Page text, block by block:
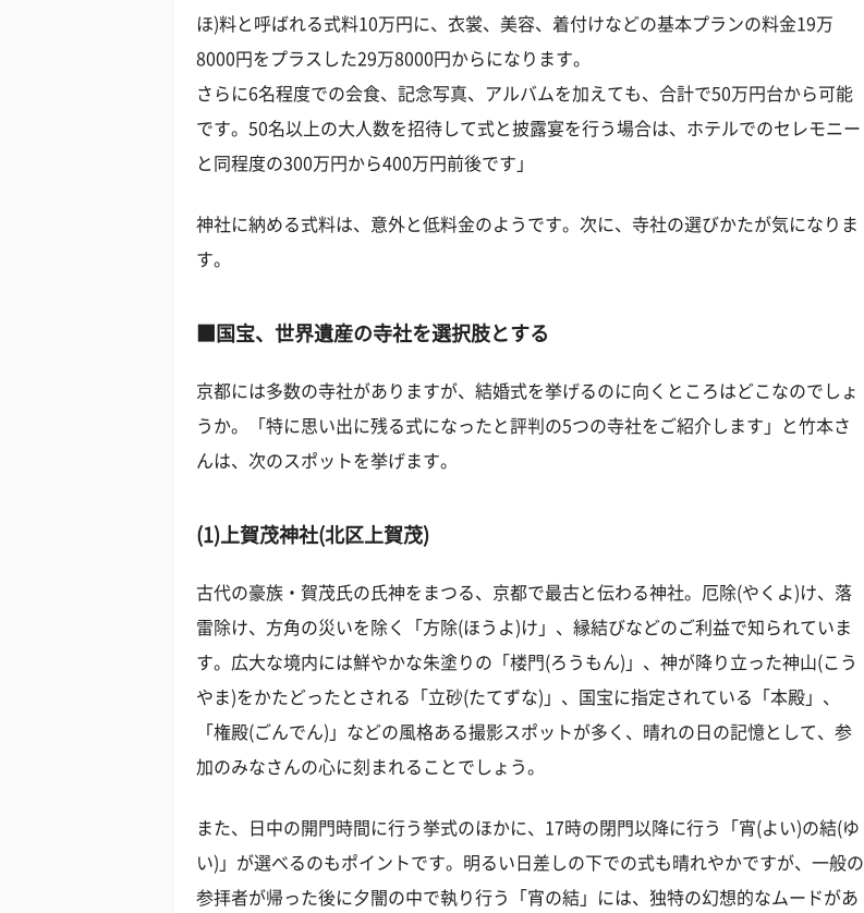
ほ)料と呼ばれる式料10万円に、衣裳、美容、着付けなどの基本プランの料金19万
8000円をプラスした29万8000円からになります。
さらに6名程度での会食、記念写真、アルバムを加えても、合計で50万円台から可能
です。50名以上の大人数を招待して式と披露宴を行う場合は、ホテルでのセレモニー
と同程度の300万円から400万円前後です」
神社に納める式料は、意外と低料金のようです。次に、寺社の選びかたが気になりま
す。
■国宝、世界遺産の寺社を選択肢とする
京都には多数の寺社がありますが、結婚式を挙げるのに向くところはどこなのでしょ
うか。「特に思い出に残る式になったと評判の5つの寺社をご紹介します」と竹本さ
んは、次のスポットを挙げます。
(1)上賀茂神社(北区上賀茂)
古代の豪族・賀茂氏の氏神をまつる、京都で最古と伝わる神社。厄除(やくよ)け、落
雷除け、方角の災いを除く「方除(ほうよ)け」、縁結びなどのご利益で知られていま
す。広大な境内には鮮やかな朱塗りの「楼門(ろうもん)」、神が降り立った神山(こう
やま)をかたどったとされる「立砂(たてずな)」、国宝に指定されている「本殿」、
「権殿(ごんでん)」などの風格ある撮影スポットが多く、晴れの日の記憶として、参
加のみなさんの心に刻まれることでしょう。
また、日中の開門時間に行う挙式のほかに、17時の閉門以降に行う「宵(よい)の結(ゆ
い)」が選べるのもポイントです。明るい日差しの下での式も晴れやかですが、一般の
参拝者が帰った後に夕闇の中で執り行う「宵の結」には、独特の幻想的なムードがあ